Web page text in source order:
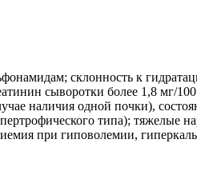
склонность к
сыворотки более 1,8 мг/
наличия одной почки),
типа); тяжелые
при гиповолемии,